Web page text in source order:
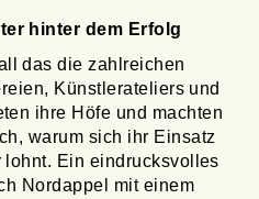
hinter dem Erfolg
das die zahlreichen
Künstlerateliers und
ihre Höfe und machten
warum sich ihr Einsatz
lohnt. Ein eindrucksvolles
Nordappel mit einem